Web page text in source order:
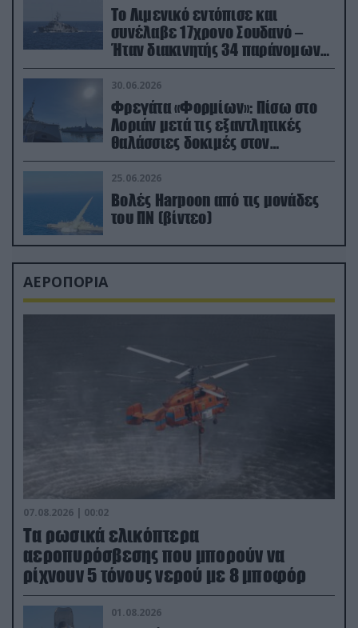
Το Λιμενικό εντόπισε και
συνέλαβε 17χρονο Σουδανό –
Ήταν διακινητής 34 παράνομων
μεταναστών
30.06.2026
Φρεγάτα «Φορμίων»: Πίσω στο
Λοριάν μετά τις εξαντλητικές
θαλάσσιες δοκιμές στον
απαιτητικό Βισκαϊκό
25.06.2026
Βολές Harpoon από τις μονάδες
του ΠΝ (βίντεο)
ΑΕΡΟΠΟΡΙΑ
07.08.2026 | 00:02
Τα ρωσικά ελικόπτερα
αεροπυρόσβεσης που μπορούν να
ρίχνουν 5 τόνους νερού με 8 μποφόρ
01.08.2026